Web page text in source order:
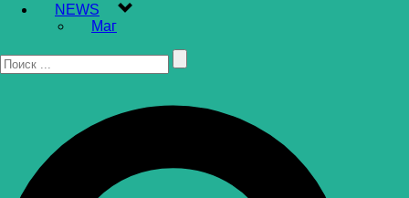
NEWS
Маг